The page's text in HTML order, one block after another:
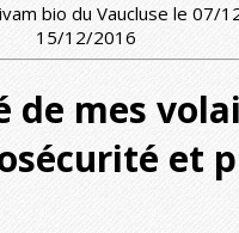
bio du Vaucluse le 07/
15/12/2016
de mes
et